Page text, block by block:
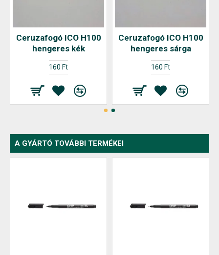
Ceruzafogó ICO H100
hengeres kék
160 Ft
Ceruzafogó ICO H100
hengeres sárga
160 Ft
A GYÁRTÓ TOVÁBBI TERMÉKEI